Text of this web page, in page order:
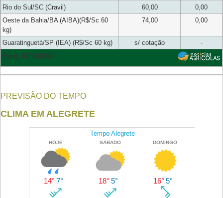
Rio do Sul/SC (Cravil)
60,00
0,00
Oeste da Bahia/BA (AIBA)(R$/Sc 60
kg)
74,00 0,00
Guaratinguetá/SP (IEA) (R$/Sc 60 kg) s/ cotação
-
Fech. 07/08/2026
PREVISÃO DO TEMPO
CLIMA EM ALEGRETE